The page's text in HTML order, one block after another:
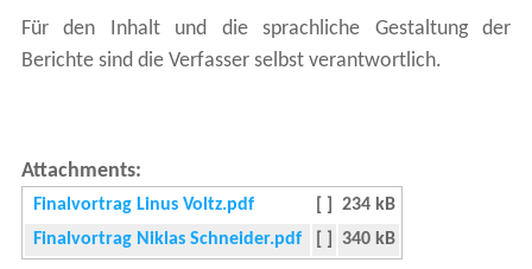
Für den Inhalt und die sprachliche Gestaltung der
Berichte sind die Verfasser selbst verantwortlich.
Attachments:
Finalvortrag Linus Voltz.pdf
234 kB
Finalvortrag Niklas Schneider.pdf
340 kB